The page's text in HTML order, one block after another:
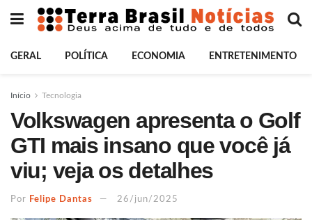
GERAL POLÍTICA ECONOMIA ENTRETENIMENTO
Início Tecnologia
Volkswagen apresenta o Golf
GTI mais insano que você já
viu; veja os detalhes
Por Felipe Dantas 26/jun/2025